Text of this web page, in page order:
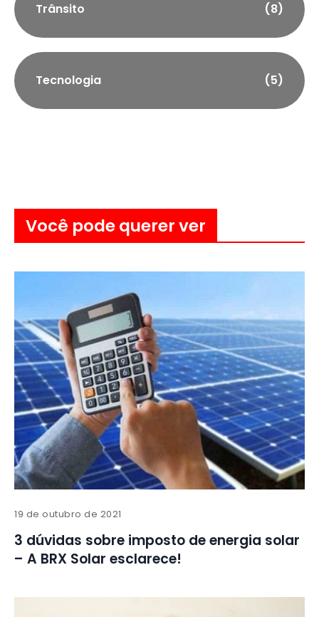
Trânsito (8)
Tecnologia (5)
Você pode querer ver
19 de outubro de 2021
3 dúvidas sobre imposto de energia solar
– A BRX Solar esclarece!